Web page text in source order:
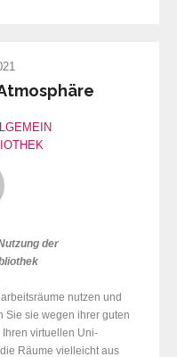
der
nutzen und
Sie sie wegen ihrer guten
virtuellen Uni-
Räume vielleicht aus